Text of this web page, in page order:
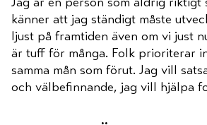
Jag är en person som aldrig riktigt
känner att jag ständigt måste
ljust på framtiden även om vi just
är tuff för många. Folk prioriterar
samma mån som förut. Jag vill
och välbefinnande, jag vill hjälpa